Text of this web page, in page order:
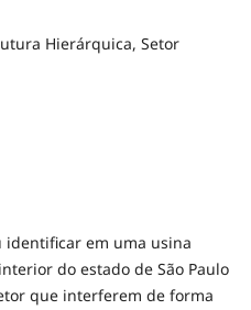
Hierárquica, Setor
em uma usina
do estado de São Paulo
que interferem de forma